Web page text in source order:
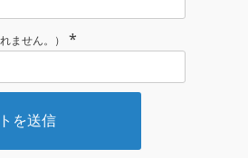
ません。） *